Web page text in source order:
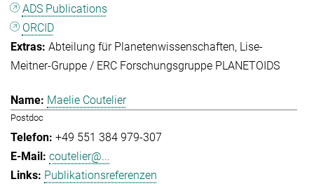
ADS Publications
ORCID
Abteilung für Planetenwissenschaften Lise-
Meitner-Gruppe / ERC Forschungsgruppe PLANETOIDS
Maelie Coutelier
Postdoc
+49 551 384 979-307
coutelier@...
Publikationsreferenzen